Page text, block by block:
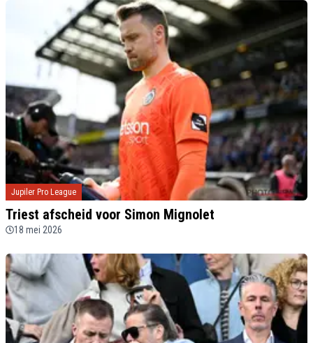
Jupiler Pro League
Triest afscheid voor Simon Mignolet
18 mei 2026